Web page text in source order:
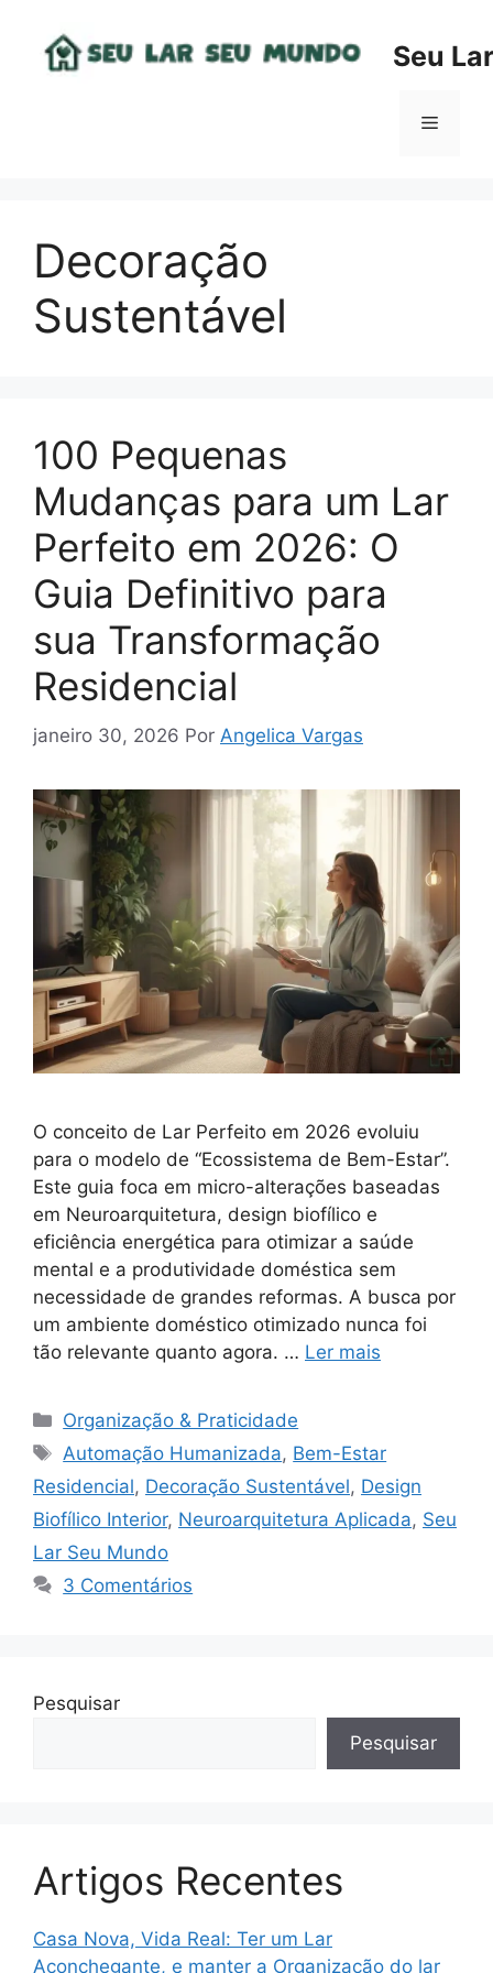
Seu
Menu
Decoração
Sustentável
100 Pequenas
Mudanças para um Lar
Perfeito em 2026: O
Guia Definitivo para
sua Transformação
Residencial
janeiro 30, 2026 Por Angelica Vargas
O conceito de Lar Perfeito em 2026 evoluiu
para o modelo de “Ecossistema de Bem-Estar”.
Este guia foca em micro-alterações baseadas
em Neuroarquitetura, design biofílico e
eficiência energética para otimizar a saúde
mental e a produtividade doméstica sem
necessidade de grandes reformas. A busca por
um ambiente doméstico otimizado nunca foi
tão relevante quanto agora. … Ler mais
Categorias
Organização & Praticidade
Tags
Automação Humanizada, Bem-Estar
Residencial, Decoração Sustentável, Design
Biofílico Interior, Neuroarquitetura Aplicada, Seu
Lar Seu Mundo
3 Comentários
Pesquisar
Pesquisar
Artigos Recentes
Casa Nova, Vida Real: Ter um Lar
Aconchegante, e manter a Organização do lar